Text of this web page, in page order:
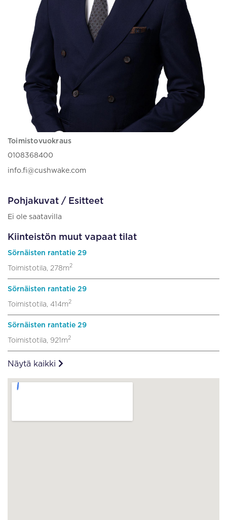
Toimistovuokraus
0108368400
info.fi@cushwake.com
Pohjakuvat / Esitteet
Ei ole saatavilla
Kiinteistön muut vapaat tilat
Sörnäisten rantatie 29
Toimistotila, 278m2
Sörnäisten rantatie 29
Toimistotila, 414m2
Sörnäisten rantatie 29
Toimistotila, 921m2
Näytä kaikki